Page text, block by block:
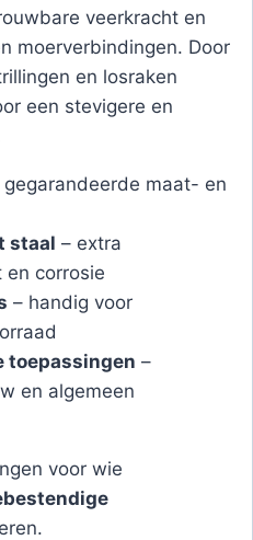
veerkracht en
moerverbindingen. Door
en losraken
een stevigere en
gegarandeerde maat- en
staal – extra
en corrosie
– handig voor
toepassingen –
en algemeen
voor wie